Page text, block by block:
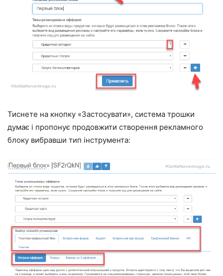
Тиснете на кнопку «Застосувати», система трошки
думає і пропонує продовжити створення рекламного
блоку вибравши тип інструмента: